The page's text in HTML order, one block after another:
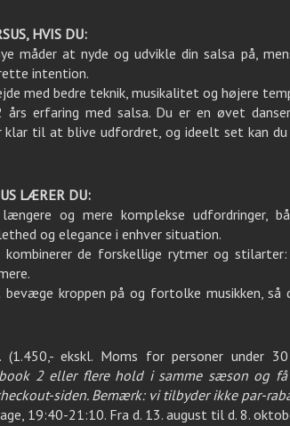
HVIS DU:
måder at nyde og udvikle din salsa på,
intention.
med bedre teknik, musikalitet og højere
erfaring med salsa. Du er en øvet
klar til at blive udfordret, og ideelt set kan
LÆRER DU:
og mere komplekse udfordringer,
og elegance i enhver situation.
de forskellige rytmer og stilarter:
kroppen på og fortolke musikken, så
(1.450,- ekskl. Moms for personer under
2 eller flere hold i samme sæson og få
siden. Bemærk: vi tilbyder ikke par-
19:40-21:10. Fra d. 13. august til d. 8.